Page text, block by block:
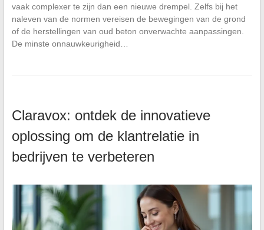
vaak complexer te zijn dan een nieuwe drempel. Zelfs bij het
naleven van de normen vereisen de bewegingen van de grond
of de herstellingen van oud beton onverwachte aanpassingen.
De minste onnauwkeurigheid…
Claravox: ontdek de innovatieve
oplossing om de klantrelatie in
bedrijven te verbeteren